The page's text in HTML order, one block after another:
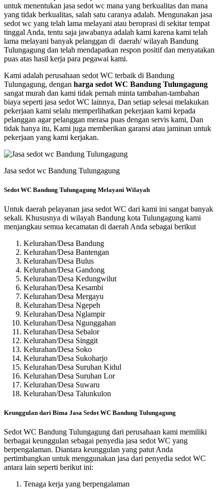
untuk menentukan jasa sedot wc mana yang berkualitas dan mana
yang tidak berkualitas, salah satu caranya adalah. Mengunakan jasa
sedot wc yang telah lama melayani atau beroprasi di sekitar tempat
tinggal Anda, tentu saja jawabanya adalah kami karena kami telah
lama melayani banyak pelanggan di daerah/ wilayah Bandung
Tulungagung dan telah mendapatkan respon positif dan menyatakan
puas atas hasil kerja para pegawai kami.
Kami adalah perusahaan sedot WC terbaik di Bandung
Tulungagung, dengan harga sedot WC Bandung Tulungagung
sangat murah dan kami tidak pernah minta tambahan-tambahan
biaya seperti jasa sedot WC lainnya, Dan setiap selesai melakukan
pekerjaan kami selalu memperlihatkan pekerjaan kami kepada
pelanggan agar pelanggan merasa puas dengan servis kami, Dan
tidak hanya itu, Kami juga memberikan garansi atau jaminan untuk
pekerjaan yang kami kerjakan.
Jasa sedot wc Bandung Tulungagung
Sedot WC Bandung Tulungagung Melayani Wilayah
Untuk daerah pelayanan jasa sedot WC dari kami ini sangat banyak
sekali. Khususnya di wilayah Bandung kota Tulungagung kami
menjangkau semua kecamatan di daerah Anda sebagai berikut
Kelurahan/Desa Bandung
Kelurahan/Desa Bantengan
Kelurahan/Desa Bulus
Kelurahan/Desa Gandong
Kelurahan/Desa Kedungwilut
Kelurahan/Desa Kesambi
Kelurahan/Desa Mergayu
Kelurahan/Desa Ngepeh
Kelurahan/Desa Nglampir
Kelurahan/Desa Ngunggahan
Kelurahan/Desa Sebalor
Kelurahan/Desa Singgit
Kelurahan/Desa Soko
Kelurahan/Desa Sukoharjo
Kelurahan/Desa Suruhan Kidul
Kelurahan/Desa Suruhan Lor
Kelurahan/Desa Suwaru
Kelurahan/Desa Talunkulon
Keunggulan dari Bima Jasa Sedot WC Bandung Tulungagung
Sedot WC Bandung Tulungagung dari perusahaan kami memiliki
berbagai keunggulan sebagai penyedia jasa sedot WC yang
berpengalaman. Diantara keunggulan yang patut Anda
pertimbangkan untuk menggunakan jasa dari penyedia sedot WC
antara lain seperti berikut ini:
Tenaga kerja yang berpengalaman